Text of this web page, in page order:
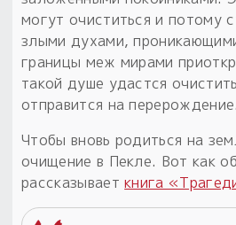
могут очиститься и потому
злыми духами,
границы меж мирами
такой душе удастся
отправится на перерождение.
Чтобы вновь родиться на
очищение в Пекле. Вот как
рассказываеткнига